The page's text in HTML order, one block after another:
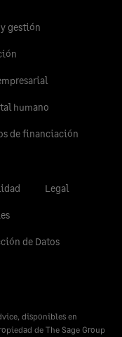
gestión
humano
de financiación
Legal
de Datos
disponibles en
de The Sage Group